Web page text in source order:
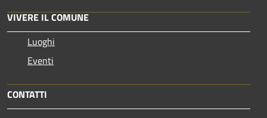
VIVERE IL COMUNE
Luoghi
Eventi
CONTATTI